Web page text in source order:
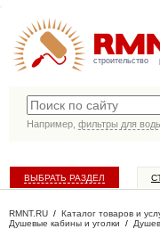
строительство
Например, фильтры для
ВЫБРАТЬ РАЗДЕЛ
RMNT.RU / Каталог товаров и
Душевые кабины и уголки /